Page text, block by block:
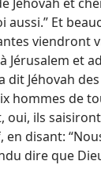
aussi.” Et
viendront
Jérusalem et
dit Jéhovah
hommes de
oui, ils
en disant:
dire que Dieu